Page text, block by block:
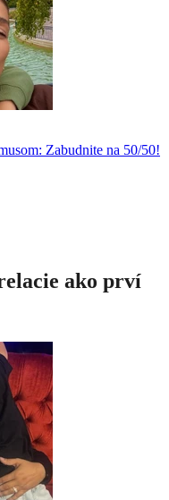
Zabudnite na 50/50!
ako prví